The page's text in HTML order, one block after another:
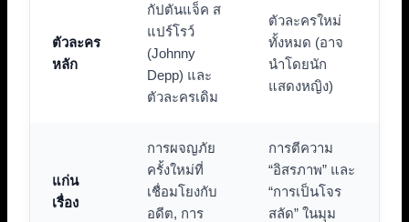
ตัวละคร
หลัก
กัปตันแจ็ค ส
แปร์โรว์
(Johnny
Depp) และ
ตัวละครเดิม
ตัวละครใหม่
ทั้งหมด (อาจ
นำโดยนัก
แสดงหญิง)
แก่น
เรื่อง
การผจญภัย
ครั้งใหม่ที่
เชื่อมโยงกับ
อดีต, การ
การตีความ
“อิสรภาพ” และ
“การเป็นโจร
สลัด” ในมุม